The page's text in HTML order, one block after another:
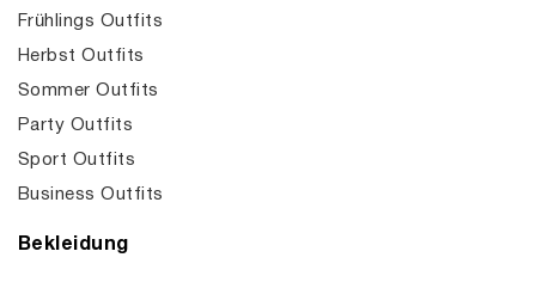
Frühlings Outfits
Herbst Outfits
Sommer Outfits
Party Outfits
Sport Outfits
Business Outfits
Bekleidung